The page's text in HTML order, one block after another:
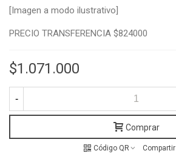
[Imagen a modo ilustrativo]
PRECIO TRANSFERENCIA $824000
$1.071.000
-
Comprar
Código QR Compartir